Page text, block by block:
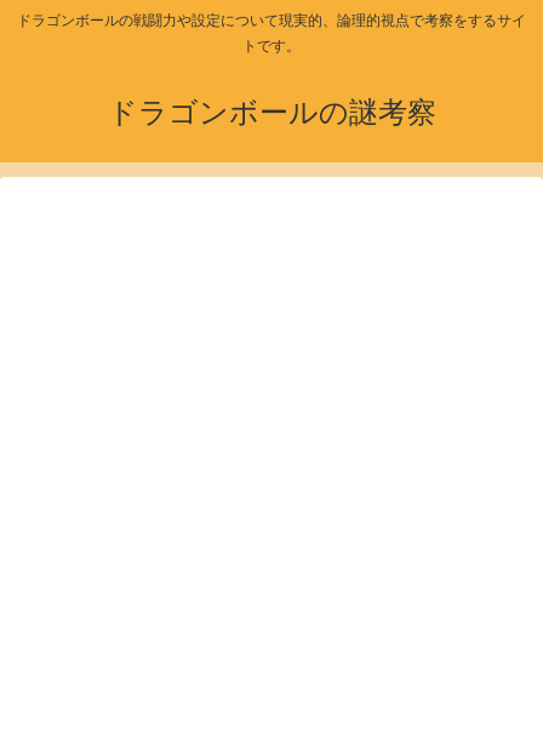
ドラゴンボールの戦闘力や設定について現実的、論理的視点で考察をするサイ
トです。
ドラゴンボールの謎考察